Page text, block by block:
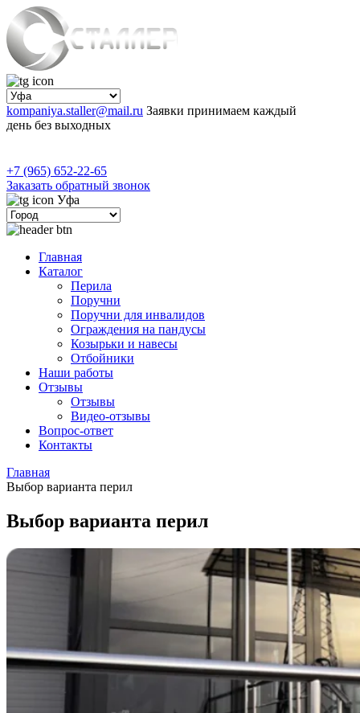
kompaniya.staller@mail.ru Заявки принимаем каждый
день без выходных
+7 (965) 652-22-65
Заказать обратный звонок
Уфа
Главная
Каталог
Перила
Поручни
Поручни для инвалидов
Ограждения на пандусы
Козырьки и навесы
Отбойники
Наши работы
Отзывы
Отзывы
Видео-отзывы
Вопрос-ответ
Контакты
Главная
Выбор варианта перил
Выбор варианта перил